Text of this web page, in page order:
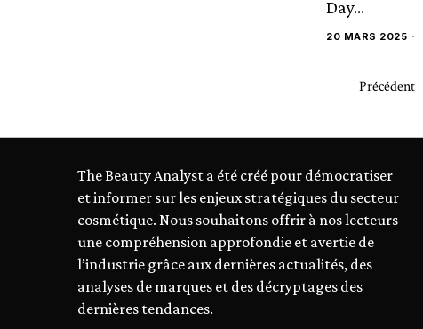
Day...
20 MARS 2025
Précédent
The Beauty Analyst a été créé pour démocratiser
et informer sur les enjeux stratégiques du secteur
cosmétique. Nous souhaitons offrir à nos lecteurs
une compréhension approfondie et avertie de
l’industrie grâce aux dernières actualités, des
analyses de marques et des décryptages des
dernières tendances.